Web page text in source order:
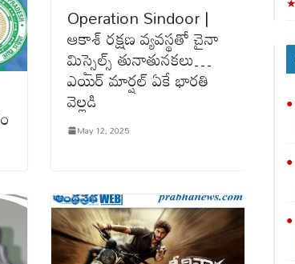
Operation Sindoor |
ఆకాశ్ ర‌క్ష‌ణ వ్య‌వ‌స్థ‌తో చైనా
మిస్సైల్స్ తునాతున‌క‌లు…
ఎయిర్ మార్షల్ ఏకే భారతి
వెల్లడి
May 12, 2025